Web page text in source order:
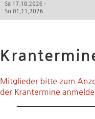
Sa 17.10.2026 -
So 01.11.2026
Mitglieder bitte zum
der Krantermine